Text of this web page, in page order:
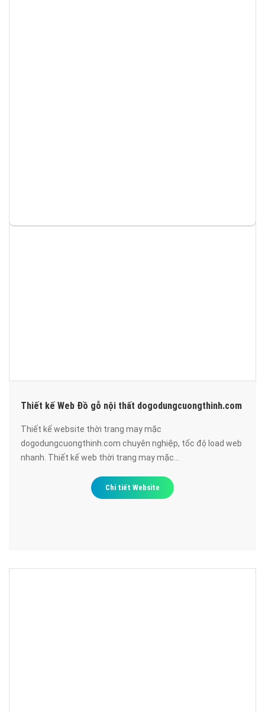
Thiết kế Web Đồ gỗ nội thất dogodungcuongthinh.com
Thiết kế website thời trang may mặc
dogodungcuongthinh.com chuyên nghiệp, tốc độ load web
nhanh. Thiết kế web thời trang may mặc
cao, uy tín, chất lượng. Chi tiết Website